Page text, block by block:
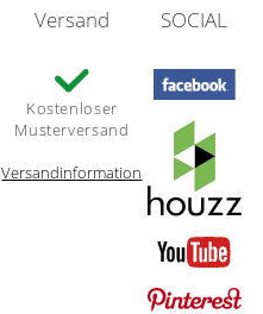
Versand
Kostenloser
Musterversand
Versandinformation
SOCIAL